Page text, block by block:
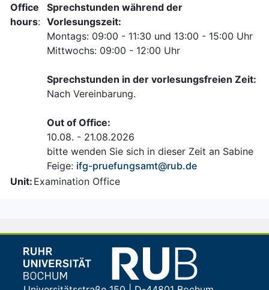
Office
hours:
Sprechstunden während der
Vorlesungszeit:
Montags: 09:00 - 11:30 und 13:00 - 15:00 Uhr
Mittwochs: 09:00 - 12:00 Uhr
Sprechstunden in der vorlesungsfreien Zeit:
Nach Vereinbarung.
Out of Office:
10.08. - 21.08.2026
bitte wenden Sie sich in dieser Zeit an Sabine
Feige: ifg-pruefungsamt@rub.de
Unit: Examination Office